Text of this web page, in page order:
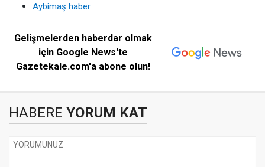
Aybimaş haber
Gelişmelerden haberdar olmak
için Google News'te
Gazetekale.com'a abone olun!
HABERE YORUM KAT